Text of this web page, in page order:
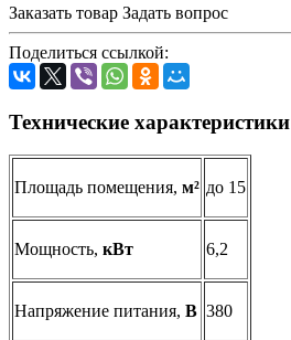
Заказать товар Задать вопрос
Поделиться ссылкой:
Технические характеристики
Площадь помещения, м² до 15
Мощность, кВт 6,2
Напряжение питания, В 380